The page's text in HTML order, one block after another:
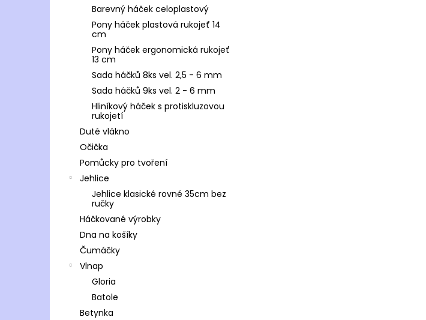
Barevný háček celoplastový
Pony háček plastová rukojeť 14
cm
Pony háček ergonomická rukojeť
13 cm
Sada háčků 8ks vel. 2,5 - 6 mm
Sada háčků 9ks vel. 2 - 6 mm
Hliníkový háček s protiskluzovou
rukojetí
Duté vlákno
Očička
Pomůcky pro tvoření
Jehlice
Jehlice klasické rovné 35cm bez
ručky
Háčkované výrobky
Dna na košíky
Čumáčky
Vlnap
Gloria
Batole
Betynka